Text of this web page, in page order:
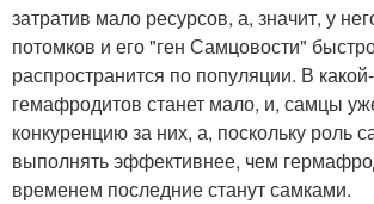
затратив мало ресурсов, а, значит, у
потомков и его "ген Самцовости"
распространится по популяции. В
гемафродитов станет мало, и, самцы
конкуренцию за них, а, поскольку роль
выполнять эффективнее, чем
временем последние станут самками.